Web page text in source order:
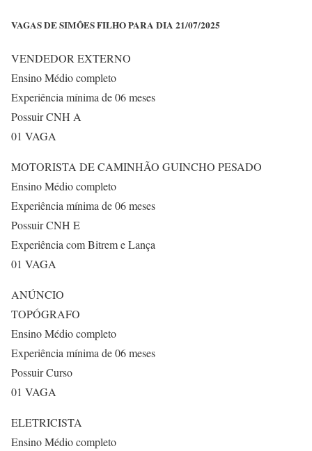
VAGAS DE SIMÕES FILHO PARA DIA 21/07/2025
VENDEDOR EXTERNO
Ensino Médio completo
Experiência mínima de 06 meses
Possuir CNH A
01 VAGA
MOTORISTA DE CAMINHÃO GUINCHO PESADO
Ensino Médio completo
Experiência mínima de 06 meses
Possuir CNH E
Experiência com Bitrem e Lança
01 VAGA
ANÚNCIO
TOPÓGRAFO
Ensino Médio completo
Experiência mínima de 06 meses
Possuir Curso
01 VAGA
ELETRICISTA
Ensino Médio completo